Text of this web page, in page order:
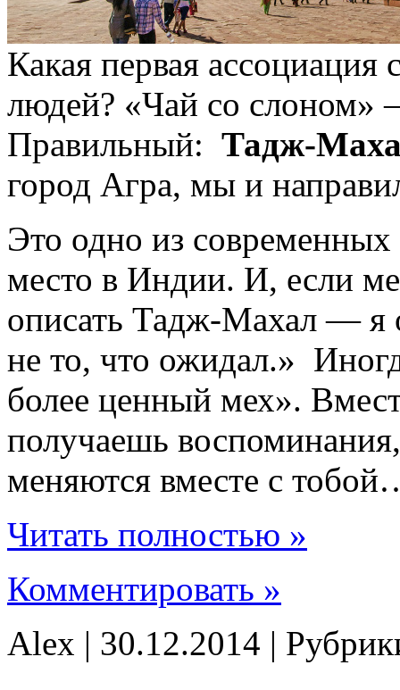
Какая первая
людей? «Чай со слоном»
Правильный: Тадж-
город Агра, мы и
Это одно из
место в Индии. И, если
описать Тадж-Махал — я
не то, что ожидал.»
более ценный мех».
получаешь
меняются вместе с
Читать полностью »
Комментировать »
Alex | 30.12.2014 |